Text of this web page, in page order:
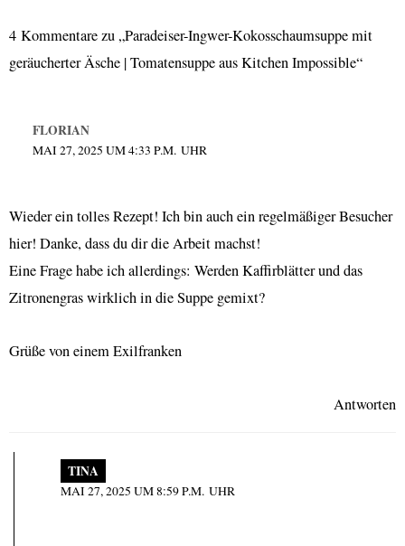
4 Kommentare zu „Paradeiser-Ingwer-Kokosschaumsuppe mit
geräucherter Äsche | Tomatensuppe aus Kitchen Impossible“
FLORIAN
MAI 27, 2025 UM 4:33 P.M. UHR
Wieder ein tolles Rezept! Ich bin auch ein regelmäßiger Besucher
hier! Danke, dass du dir die Arbeit machst!
Eine Frage habe ich allerdings: Werden Kaffirblätter und das
Zitronengras wirklich in die Suppe gemixt?
Grüße von einem Exilfranken
Antworten
TINA
MAI 27, 2025 UM 8:59 P.M. UHR